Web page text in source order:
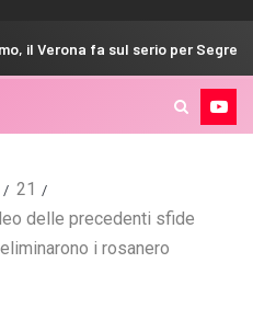
per Segre: le cifre
21
delle precedenti sfide
i rosanero